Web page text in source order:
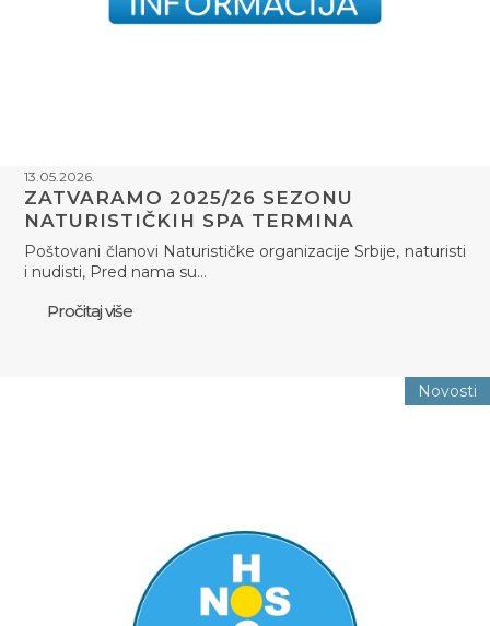
13.05.2026.
ZATVARAMO 2025/26 SEZONU
NATURISTIČKIH SPA TERMINA
Poštovani članovi Naturističke organizacije Srbije, naturisti
i nudisti, Pred nama su…
Pročitaj više
Novosti